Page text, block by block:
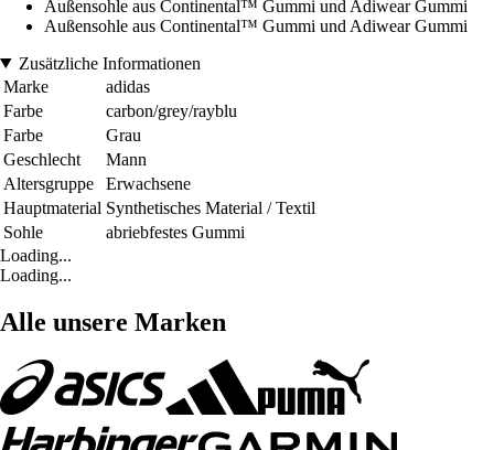
Außensohle aus Continental™ Gummi und Adiwear Gummi
Außensohle aus Continental™ Gummi und Adiwear Gummi
Zusätzliche Informationen
Marke
adidas
Farbe
carbon/grey/rayblu
Farbe
Grau
Geschlecht
Mann
Altersgruppe
Erwachsene
Hauptmaterial Synthetisches Material / Textil
Sohle
abriebfestes Gummi
Loading...
Loading...
Alle unsere Marken